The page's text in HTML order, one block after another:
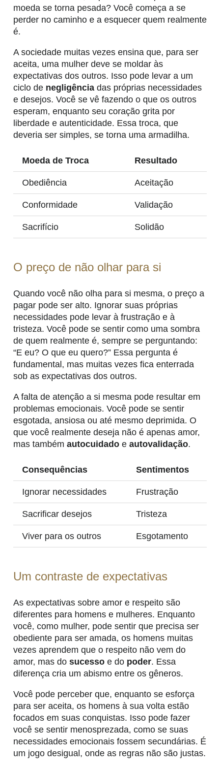
moeda se torna pesada? Você começa a se
perder no caminho e a esquecer quem realmente
é.
A sociedade muitas vezes ensina que, para ser
aceita, uma mulher deve se moldar às
expectativas dos outros. Isso pode levar a um
ciclo de negligência das próprias necessidades
e desejos. Você se vê fazendo o que os outros
esperam, enquanto seu coração grita por
liberdade e autenticidade. Essa troca, que
deveria ser simples, se torna uma armadilha.
Moeda de Troca Resultado
Obediência Aceitação
Conformidade Validação
Sacrifício Solidão
O preço de não olhar para si
Quando você não olha para si mesma, o preço a
pagar pode ser alto. Ignorar suas próprias
necessidades pode levar à frustração e à
tristeza. Você pode se sentir como uma sombra
de quem realmente é, sempre se perguntando:
“E eu? O que eu quero?” Essa pergunta é
fundamental, mas muitas vezes fica enterrada
sob as expectativas dos outros.
A falta de atenção a si mesma pode resultar em
problemas emocionais. Você pode se sentir
esgotada, ansiosa ou até mesmo deprimida. O
que você realmente deseja não é apenas amor,
mas também autocuidado e autovalidação.
Consequências Sentimentos
Ignorar necessidades Frustração
Sacrificar desejos Tristeza
Viver para os outros Esgotamento
Um contraste de expectativas
As expectativas sobre amor e respeito são
diferentes para homens e mulheres. Enquanto
você, como mulher, pode sentir que precisa ser
obediente para ser amada, os homens muitas
vezes aprendem que o respeito não vem do
amor, mas do sucesso e do poder. Essa
diferença cria um abismo entre os gêneros.
Você pode perceber que, enquanto se esforça
para ser aceita, os homens à sua volta estão
focados em suas conquistas. Isso pode fazer
você se sentir menosprezada, como se suas
necessidades emocionais fossem secundárias. É
um jogo desigual, onde as regras não são justas.